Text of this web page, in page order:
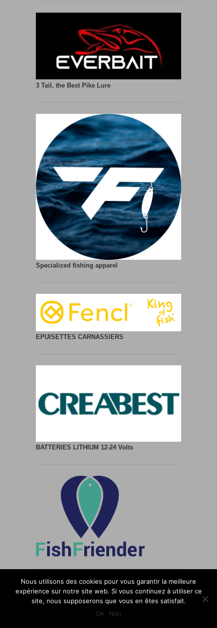
3 Tail, the Best Pike Lure
Specialized fishing apparel
EPUISETTES CARNASSIERS
BATTERIES LITHIUM 12-24 Volts
Nous utilisons des cookies pour vous garantir la meilleure
expérience sur notre site web. Si vous continuez à utiliser ce
site, nous supposerons que vous en êtes satisfait.
Ok
Non